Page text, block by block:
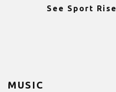
See Sport Rise
MUSIC